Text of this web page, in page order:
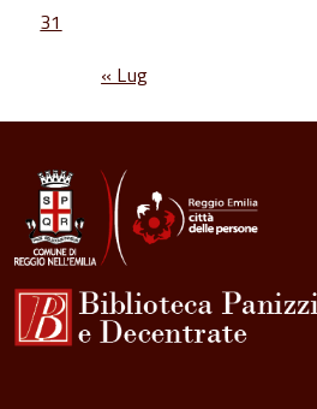
31
« Lug